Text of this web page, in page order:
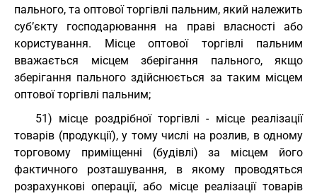
пального, та оптової торгівлі пальним, який належить
суб’єкту господарювання на праві власності або
користування. Місце оптової торгівлі пальним
вважається місцем зберігання пального, якщо
зберігання пального здійснюється за таким місцем
оптової торгівлі пальним;
51) місце роздрібної торгівлі - місце реалізації
товарів (продукції), у тому числі на розлив, в одному
торговому приміщенні (будівлі) за місцем його
фактичного розташування, в якому проводяться
розрахункові операції, або місце реалізації товарів